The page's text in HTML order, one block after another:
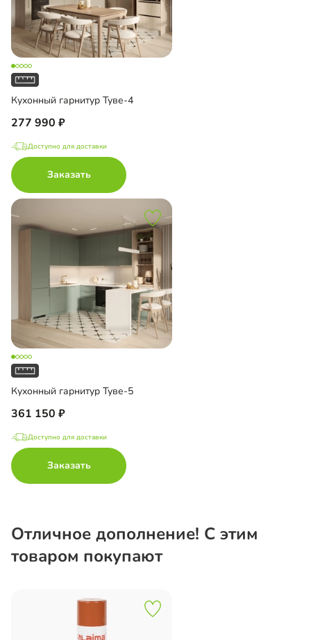
Кухонный гарнитур Туве-4
277 990
Доступно для доставки
Заказать
Кухонный гарнитур Туве-5
361 150
Доступно для доставки
Заказать
Отличное дополнение! С этим
товаром покупают